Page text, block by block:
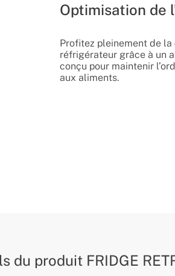
Optimisation de
Profitez pleinement de la
réfrigérateur grâce à un
conçu pour maintenir
aux aliments.
du produit FRIDGE